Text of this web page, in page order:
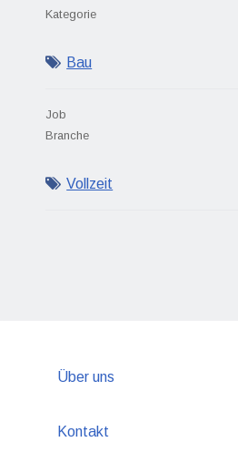
Kategorie
Bau
Job
Branche
Vollzeit
Über uns
Kontakt